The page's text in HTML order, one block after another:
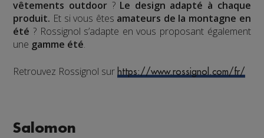
vêtements outdoor ? Le design adapté à chaque
produit. Et si vous êtes amateurs de la montagne en
été ? Rossignol s’adapte en vous proposant également
une gamme été.
Retrouvez Rossignol sur https://www.rossignol.com/fr/
Salomon